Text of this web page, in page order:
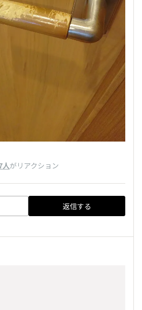
人がリアクション
返信する